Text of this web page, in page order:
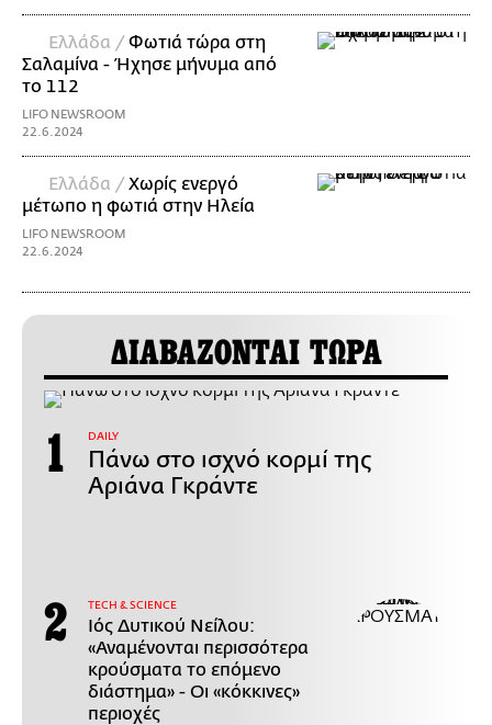
Ελλάδα /Φωτιά τώρα στη
Σαλαμίνα - Ήχησε μήνυμα από
το 112
LIFO NEWSROOM
22.6.2024
Ελλάδα /Χωρίς ενεργό
μέτωπο η φωτιά στην Ηλεία
LIFO NEWSROOM
22.6.2024
ΔΙΑΒΑΖΟΝΤΑΙ ΤΩΡΑ
DAILY
Πάνω στο ισχνό κορμί της
Αριάνα Γκράντε
ΤECH & SCIENCE
Ιός Δυτικού Νείλου:
«Αναμένονται περισσότερα
κρούσματα το επόμενο
διάστημα» - Οι «κόκκινες»
περιοχές